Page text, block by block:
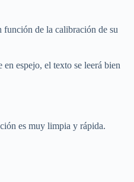
función de la calibración de su
espejo, el texto se leerá bien
es muy limpia y rápida.